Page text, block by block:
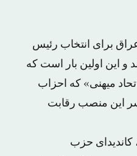
برای انتخاب رئیس
و این اولین بار است که
میهنی» که احزاب
این منصب رقابت
حزب